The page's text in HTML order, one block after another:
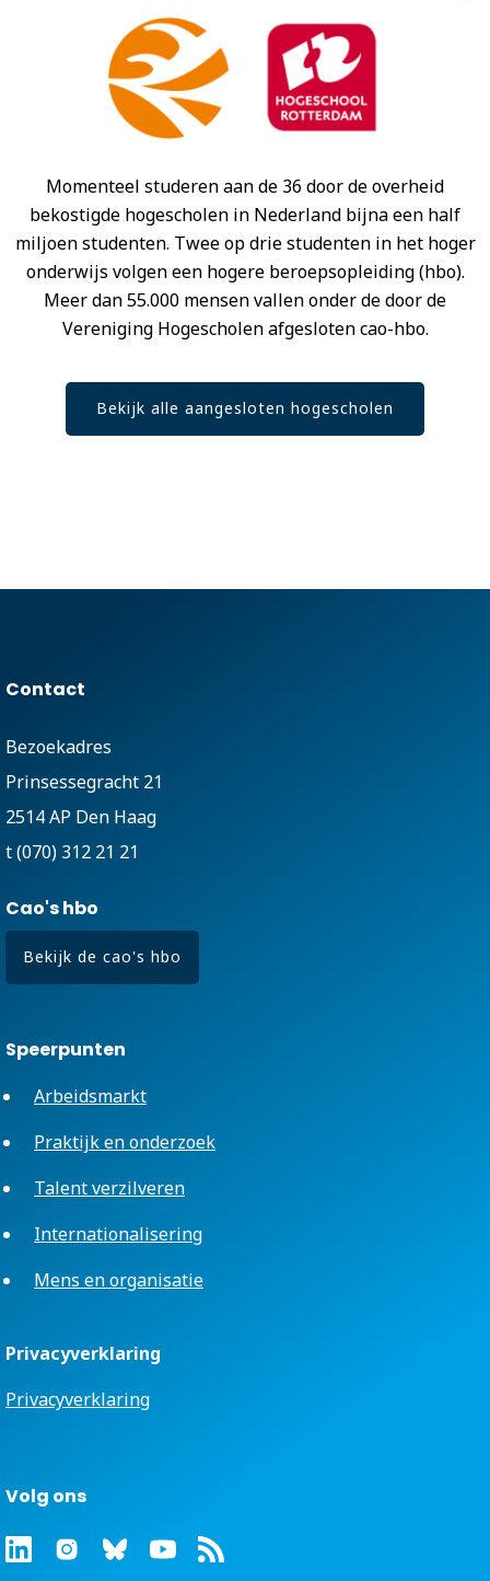
Momenteel studeren aan de 36 door de overheid
bekostigde hogescholen in Nederland bijna een half
miljoen studenten. Twee op drie studenten in het hoger
onderwijs volgen een hogere beroepsopleiding (hbo).
Meer dan 55.000 mensen vallen onder de door de
Vereniging Hogescholen afgesloten cao-hbo.
Bekijk alle aangesloten hogescholen
Contact
Bezoekadres
Prinsessegracht 21
2514 AP Den Haag
t (070) 312 21 21
Cao's hbo
Bekijk de cao's hbo
Speerpunten
Arbeidsmarkt
Praktijk en onderzoek
Talent verzilveren
Internationalisering
Mens en organisatie
Privacyverklaring
Privacyverklaring
Volg ons